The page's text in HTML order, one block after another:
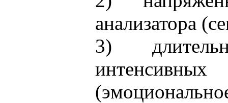
анализатора
3)